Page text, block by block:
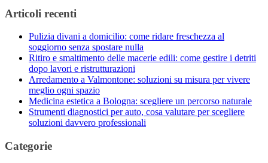
Articoli recenti
Pulizia divani a domicilio: come ridare freschezza al
soggiorno senza spostare nulla
Ritiro e smaltimento delle macerie edili: come gestire i detriti
dopo lavori e ristrutturazioni
Arredamento a Valmontone: soluzioni su misura per vivere
meglio ogni spazio
Medicina estetica a Bologna: scegliere un percorso naturale
Strumenti diagnostici per auto, cosa valutare per scegliere
soluzioni davvero professionali
Categorie